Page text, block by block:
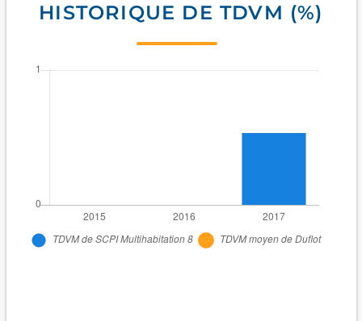
HISTORIQUE DE TDVM (%)